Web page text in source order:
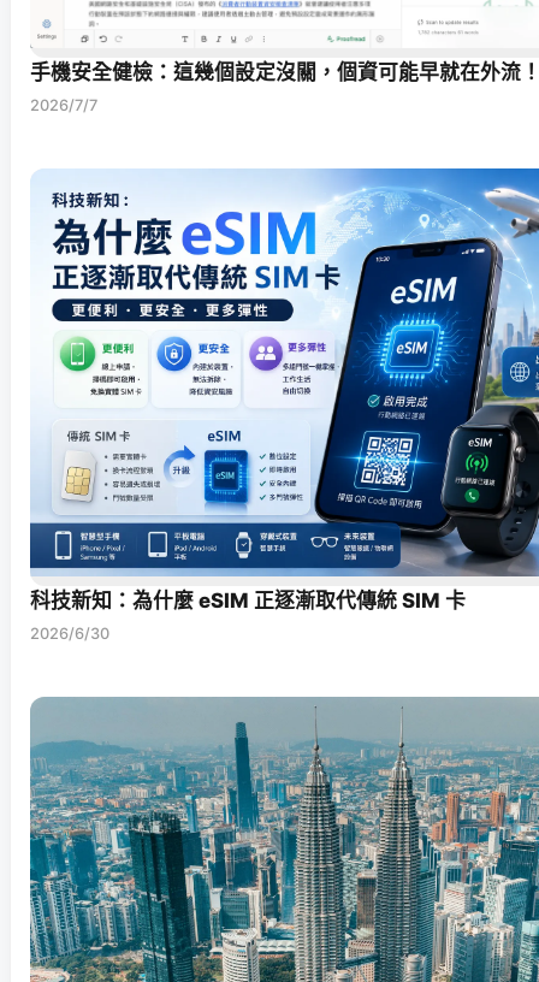
手機安全健檢：這幾個設定沒關，個資可能早就在外流
2026/7/7
科技新知：為什麼 eSIM 正逐漸取代傳統 SIM 卡
2026/6/30